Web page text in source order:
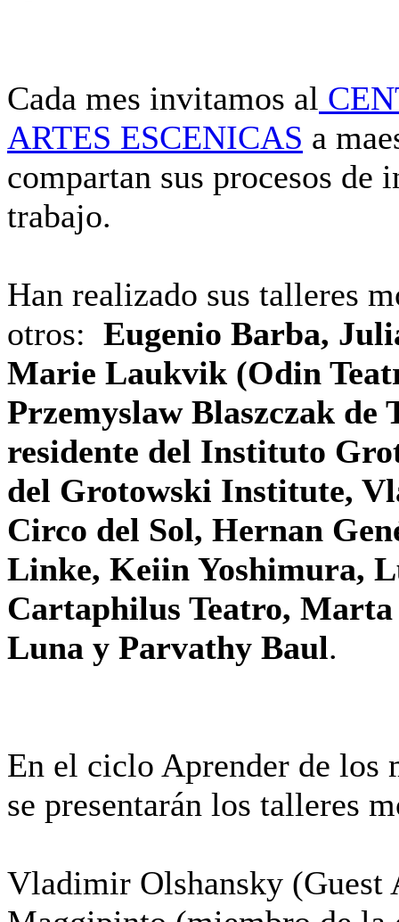
Cada mes invitamos al
ARTES ESCENICAS a
compartan sus procesos de
trabajo.
Han realizado sus talleres
otros: Eugenio Barba,
Marie Laukvik (Odin
Przemyslaw Blaszczak
residente del Instituto
del Grotowski Institute,
Circo del Sol, Hernan
Linke, Keiin Yoshimura,
Cartaphilus Teatro,
Luna y Parvathy Baul.
En el ciclo Aprender de los
se presentarán los talleres
Vladimir Olshansky